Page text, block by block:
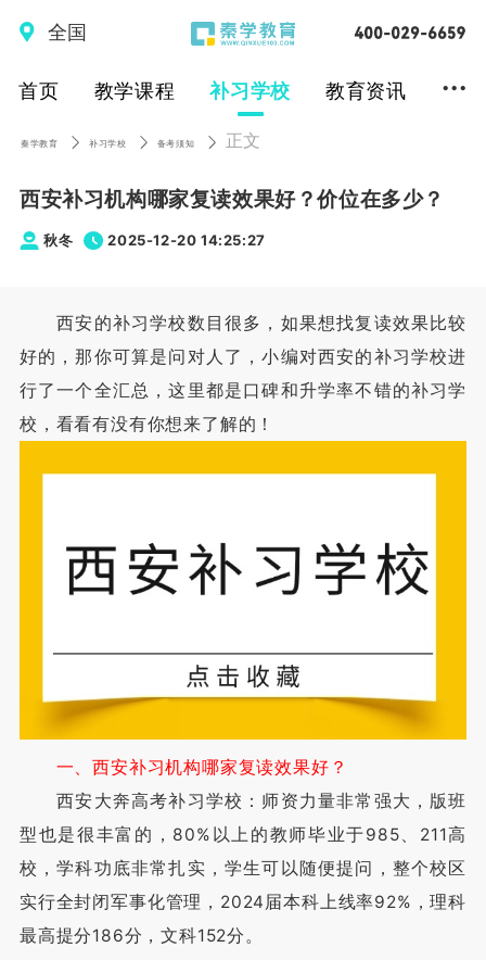
全国
首页 教学课程 补习学校 教育资讯 ...
秦学教育 补习学校 备考须知 正文
西安补习机构哪家复读效果好？价位在多少？
秋冬 2025-12-20 14:25:27
西安的补习学校数目很多，如果想找复读效果比较
好的，那你可算是问对人了，小编对西安的补习学校进
行了一个全汇总，这里都是口碑和升学率不错的补习学
校，看看有没有你想来了解的！
一、西安补习机构哪家复读效果好？
西安大奔高考补习学校：师资力量非常强大，版班
型也是很丰富的，80%以上的教师毕业于985、211高
校，学科功底非常扎实，学生可以随便提问，整个校区
实行全封闭军事化管理，2024届本科上线率92%，理科
最高提分186分，文科152分。